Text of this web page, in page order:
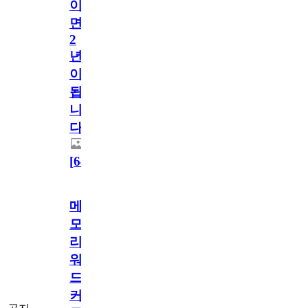
이
면
2
년
이
됩
니
다.
[64
메
모
리
워
드
커